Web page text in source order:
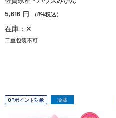
5,616 円 （8%税込）
在庫：✕
二重包装不可
OPポイント対象 冷蔵